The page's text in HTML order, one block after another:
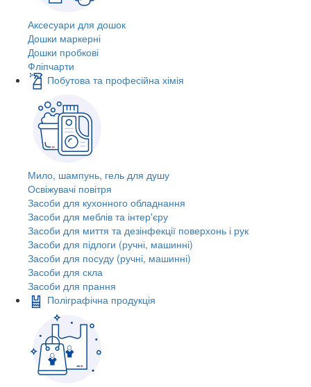
Аксесуари для дошок
Дошки маркерні
Дошки пробкові
Фліпчарти
Побутова та професійна хімія
Мило, шампунь, гель для душу
Освіжувачі повітря
Засоби для кухонного обладнання
Засоби для меблів та інтер'єру
Засоби для миття та дезінфекції поверхонь і рук
Засоби для підлоги (ручні, машинні)
Засоби для посуду (ручні, машинні)
Засоби для скла
Засоби для прання
Поліграфічна продукція